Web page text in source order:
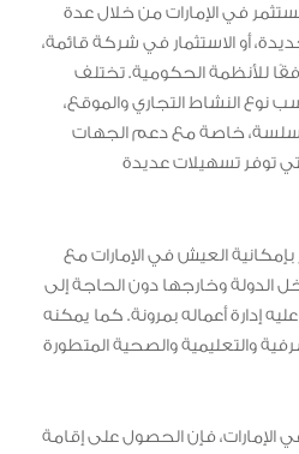
في الإمارات من خلال عدة
أو الاستثمار في شركة قائمة،
للأنظمة الحكومية. تختلف
نوع النشاط التجاري والموقع،
سلسة، خاصة مع دعم الجهات
توفر تسهيلات عديدة
العيش في الإمارات مع
الدولة وخارجها دون الحاجة إلى
إدارة أعماله بمرونة. كما يمكنه
والتعليمية والصحية المتطورة
الإمارات، فإن الحصول على إقامة